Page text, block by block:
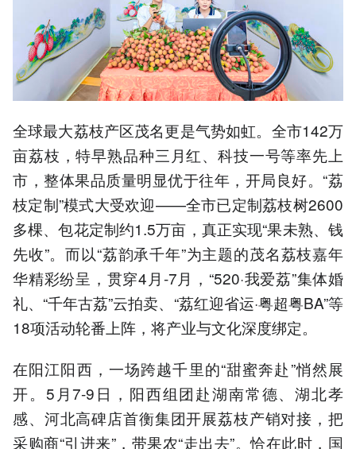
全球最大荔枝产区茂名更是气势如虹。全市142万
亩荔枝，特早熟品种三月红、科技一号等率先上
市，整体果品质量明显优于往年，开局良好。“荔
枝定制”模式大受欢迎——全市已定制荔枝树2600
多棵、包花定制约1.5万亩，真正实现“果未熟、钱
先收”。而以“荔韵承千年”为主题的茂名荔枝嘉年
华精彩纷呈，贯穿4月-7月，“520·我爱荔”集体婚
礼、“千年古荔”云拍卖、“荔红迎省运·粤超粤BA”等
18项活动轮番上阵，将产业与文化深度绑定。
在阳江阳西，一场跨越千里的“甜蜜奔赴”悄然展
开。5月7-9日，阳西组团赴湖南常德、湖北孝
感、河北高碑店首衡集团开展荔枝产销对接，把
采购商“引进来”，带果农“走出去”。恰在此时，国